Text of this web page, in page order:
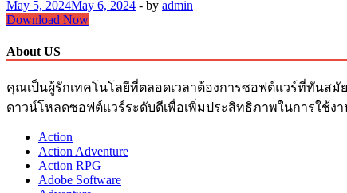
May 5, 2024May 6, 2024 - by admin
WinToUSB
Crack
8.8
Download
For
Torrent
Download Now
About US
คุณเป็นผู้รักเทคโนโลยีที่ตลอดเวลาต้องการซอฟต์แวร์ที่ทันสมั
ดาวน์โหลดซอฟต์แวร์ระดับดีเพื่อเพิ่มประสิทธิภาพในการใช้ง
Action
Action Adventure
Action RPG
Adobe Software